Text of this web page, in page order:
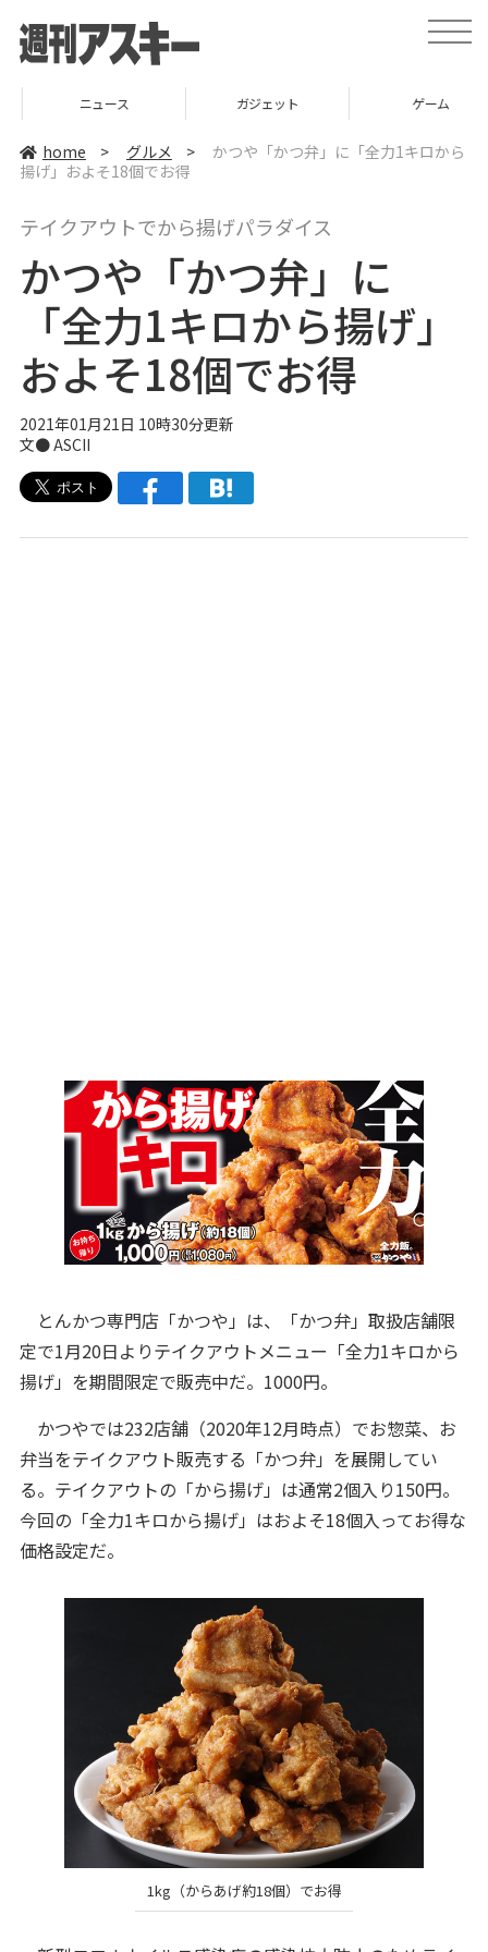
t
o
e
v
ニュース ガジェット ゲーム
home > グルメ >
かつや「かつ弁」に「全力1キロから
揚げ」およそ18個でお得
テイクアウトでから揚げパラダイス
かつや「かつ弁」に
「全力1キロから揚げ」
およそ18個でお得
2021年01月21日 10時30分更新
文● ASCII
とんかつ専門店「かつや」は、「かつ弁」取扱店舗限
定で1月20日よりテイクアウトメニュー「全力1キロから
揚げ」を期間限定で販売中だ。1000円。
かつやでは232店舗（2020年12月時点）でお惣菜、お
弁当をテイクアウト販売する「かつ弁」を展開してい
る。テイクアウトの「から揚げ」は通常2個入り150円。
今回の「全力1キロから揚げ」はおよそ18個入ってお得な
価格設定だ。
1kg（からあげ約18個）でお得